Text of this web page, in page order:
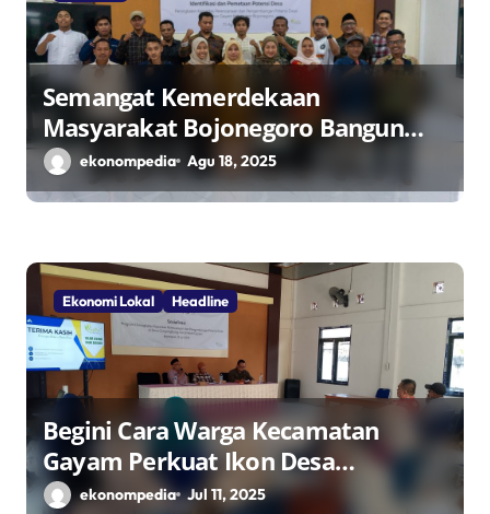
Semangat Kemerdekaan
Masyarakat Bojonegoro Bangun
Desa Mandiri Ekonomi
ekonompedia Agu 18, 2025
Ekonomi Lokal Headline
Begini Cara Warga Kecamatan
Gayam Perkuat Ikon Desa
Penggerak Ekonomi Lokal Melalui
ekonompedia Jul 11, 2025